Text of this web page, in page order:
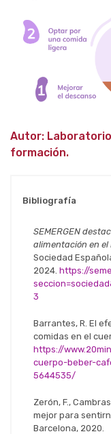
Autor:
formación.
Bibliografía
SEMERGEN
alimentación en el
Sociedad
2024. https://
3
Barrantes, R. El
comidas en el
https://
cuerpo-beber-
5644535/
Zerón, F.,
mejor para
Barcelona, 2020.